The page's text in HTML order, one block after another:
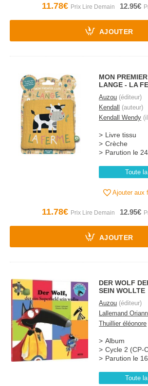
11.78€ 12.95€
AJOUTER
MON
LANGE - LA
Auzou (éditeur)
Kendall
(auteur)
Kendall Wendy
Livre tissu
Crèche
Parution le
Toute
Ajouter aux
11.78€ 12.95€
AJOUTER
DER WOLF
SEIN WOLLTE
Auzou (éditeur)
Lallemand
Thuillier éléonore
Album
Cycle 2 (CP-
Parution le
Toute